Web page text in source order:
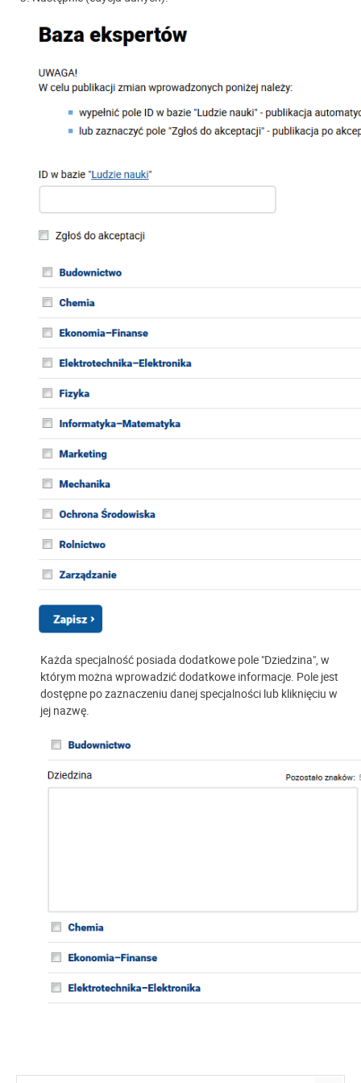
Każda specjalność posiada dodatkowe pole "Dziedzina", w
którym można wprowadzić dodatkowe informacje. Pole jest
dostępne po zaznaczeniu danej specjalności lub kliknięciu w
jej nazwę.